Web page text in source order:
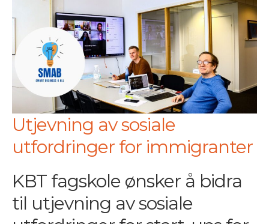
Utjevning av sosiale
utfordringer for immigranter
KBT fagskole ønsker å bidra
til utjevning av sosiale